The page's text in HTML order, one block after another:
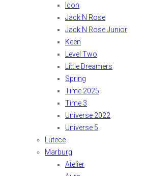
Icon
Jack N Rose
Jack N Rose Junior
Keen
Level Two
Little Dreamers
Spring
Time 2025
Time 3
Universe 2022
Universe 5
Lutece
Marburg
Atelier